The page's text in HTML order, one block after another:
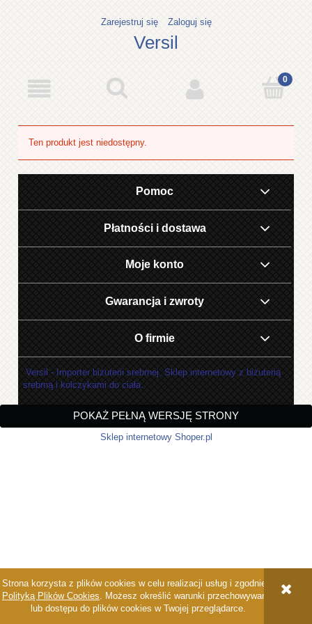
Strona korzysta z plików cookies w celu realizacji usług i zgodnie z
Polityką Plików Cookies. Możesz określić warunki przechowywania
lub dostępu do plików cookies w Twojej przeglądarce.
Zarejestruj się Zaloguj się
Versil
Ten produkt jest niedostępny.
Pomoc
Płatności i dostawa
Moje konto
Gwarancja i zwroty
O firmie
Versil - Importer biżuterii srebrnej. Sklep internetowy z biżuterią
srebrną i kolczykami do ciała.
POKAŻ PEŁNĄ WERSJĘ STRONY
Sklep internetowy Shoper.pl